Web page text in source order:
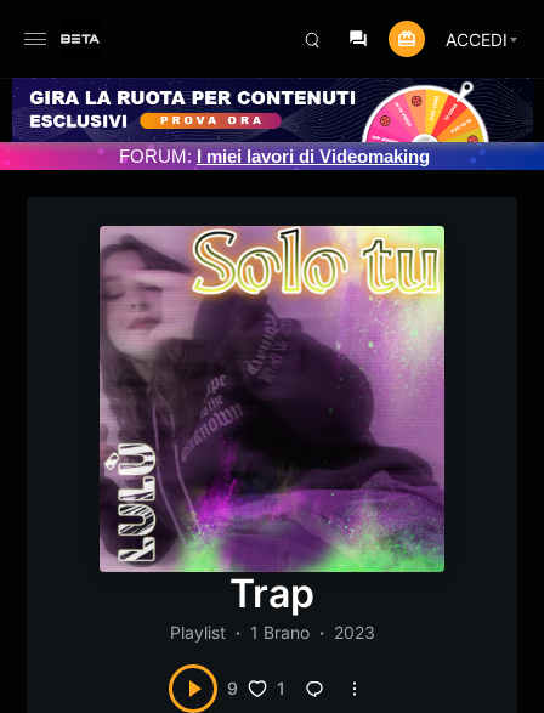
ACCEDI
PROGRAMMATO 3/07/2025
FORUM: I miei lavori di Videomaking
Trap
Playlist 1 Brano 2023
9 1